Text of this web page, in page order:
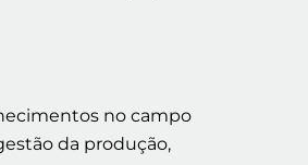
no campo
da produção,